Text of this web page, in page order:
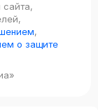
сайта,
,
о защите